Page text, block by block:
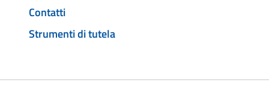
Contatti
Strumenti di tutela